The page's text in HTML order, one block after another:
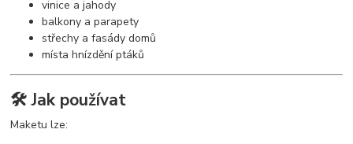
vinice a jahody
balkony a parapety
střechy a fasády domů
místa hnízdění ptáků
🛠️ Jak používat
Maketu lze: